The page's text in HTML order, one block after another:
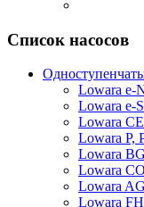
Список насосов
Lowara e-
Lowara e-
Lowara
Lowara P,
Lowara BG
Lowara CO
Lowara
Lowara FH